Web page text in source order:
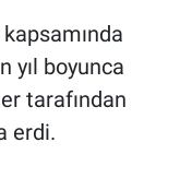
yıl boyunca
tarafından
erdi.